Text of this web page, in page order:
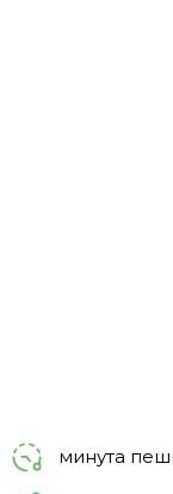
минута